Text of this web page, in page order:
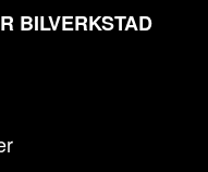
BILVERKSTAD